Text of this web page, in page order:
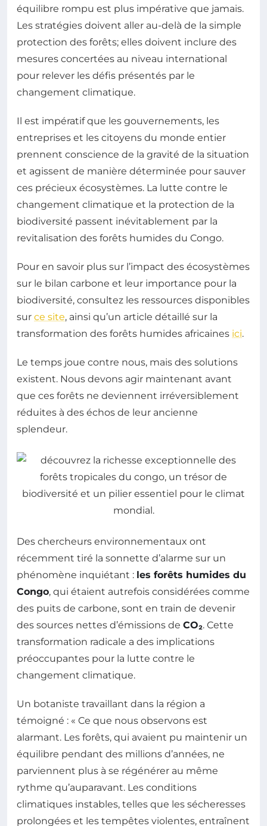
équilibre rompu est plus impérative que jamais.
Les stratégies doivent aller au-delà de la simple
protection des forêts; elles doivent inclure des
mesures concertées au niveau international
pour relever les défis présentés par le
changement climatique.
Il est impératif que les gouvernements, les
entreprises et les citoyens du monde entier
prennent conscience de la gravité de la situation
et agissent de manière déterminée pour sauver
ces précieux écosystèmes. La lutte contre le
changement climatique et la protection de la
biodiversité passent inévitablement par la
revitalisation des forêts humides du Congo.
Pour en savoir plus sur l’impact des écosystèmes
sur le bilan carbone et leur importance pour la
biodiversité, consultez les ressources disponibles
sur ce site, ainsi qu’un article détaillé sur la
transformation des forêts humides africaines ici.
Le temps joue contre nous, mais des solutions
existent. Nous devons agir maintenant avant
que ces forêts ne deviennent irréversiblement
réduites à des échos de leur ancienne
splendeur.
Des chercheurs environnementaux ont
récemment tiré la sonnette d’alarme sur un
phénomène inquiétant : les forêts humides du
Congo, qui étaient autrefois considérées comme
des puits de carbone, sont en train de devenir
des sources nettes d’émissions de CO₂. Cette
transformation radicale a des implications
préoccupantes pour la lutte contre le
changement climatique.
Un botaniste travaillant dans la région a
témoigné : « Ce que nous observons est
alarmant. Les forêts, qui avaient pu maintenir un
équilibre pendant des millions d’années, ne
parviennent plus à se régénérer au même
rythme qu’auparavant. Les conditions
climatiques instables, telles que les sécheresses
prolongées et les tempêtes violentes, entraînent